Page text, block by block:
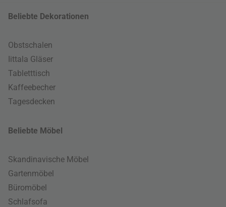
Beliebte Dekorationen
Obstschalen
Iittala Gläser
Tabletttisch
Kaffeebecher
Tagesdecken
Beliebte Möbel
Skandinavische Möbel
Gartenmöbel
Büromöbel
Schlafsofa